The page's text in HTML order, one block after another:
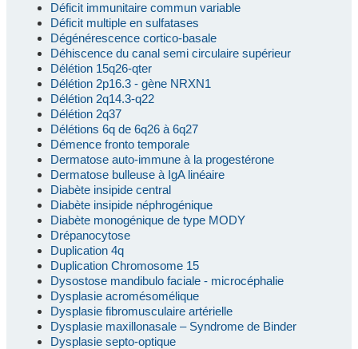
Déficit immunitaire commun variable
Déficit multiple en sulfatases
Dégénérescence cortico-basale
Déhiscence du canal semi circulaire supérieur
Délétion 15q26-qter
Délétion 2p16.3 - gène NRXN1
Délétion 2q14.3-q22
Délétion 2q37
Délétions 6q de 6q26 à 6q27
Démence fronto temporale
Dermatose auto-immune à la progestérone
Dermatose bulleuse à IgA linéaire
Diabète insipide central
Diabète insipide néphrogénique
Diabète monogénique de type MODY
Drépanocytose
Duplication 4q
Duplication Chromosome 15
Dysostose mandibulo faciale - microcéphalie
Dysplasie acromésomélique
Dysplasie fibromusculaire artérielle
Dysplasie maxillonasale – Syndrome de Binder
Dysplasie septo-optique